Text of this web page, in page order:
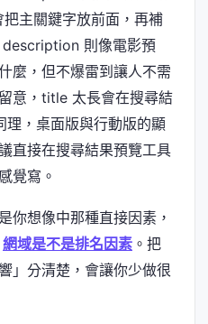
主關鍵字放前面，再補
則像電影預
麼，但不爆雷到讓人不需
意，title 太長會在搜尋結
，桌面版與行動版的顯
直接在搜尋結果預覽工具
覺寫。
你想像中那種直接因素，
網域是不是排名因素 。把
」分清楚，會讓你少做很